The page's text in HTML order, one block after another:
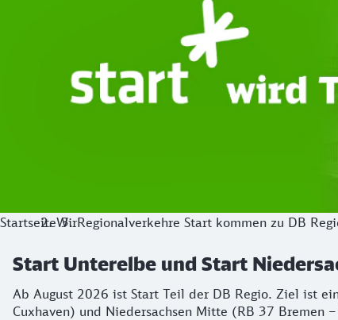
StartseiteWirRegionalverkehre Start kommen zu DB
Start Unterelbe und Start
Ab August 2026 ist Start Teil der DB Regio. Ziel ist
Cuxhaven) und Niedersachsen Mitte (RB 37 Bremen